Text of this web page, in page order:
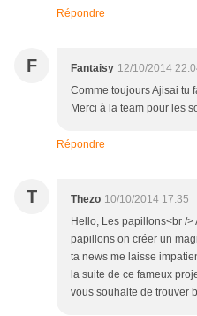
Répondre
F Fantaisy 12/10/2014
Comme toujours Ajisai tu
Merci à la team pour les
Répondre
T Thezo 10/10/2014 17:35
Hello, Les papillons<br /
papillons on créer un
ta news me laisse
la suite de ce fameux
vous souhaite de trouver